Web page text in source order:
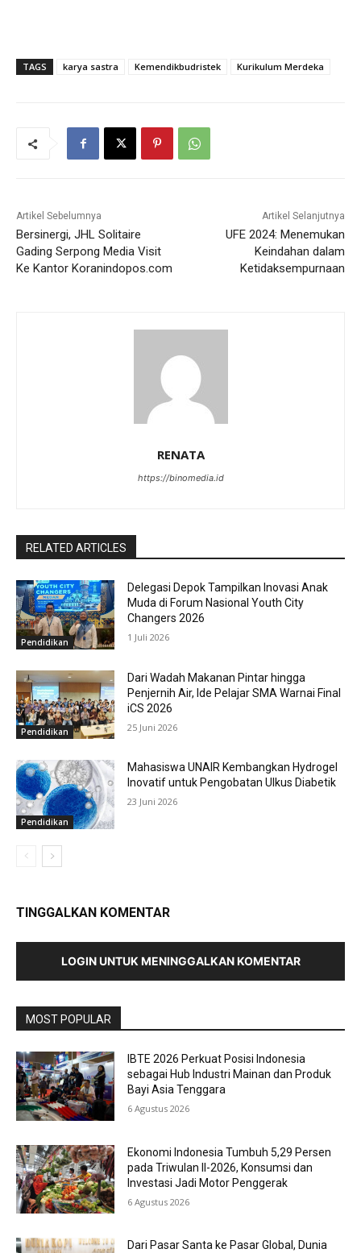
TAGS karya sastra Kemendikbudristek Kurikulum Merdeka
Artikel Sebelumnya
Bersinergi, JHL Solitaire
Gading Serpong Media Visit
Ke Kantor Koranindopos.com
Artikel Selanjutnya
UFE 2024: Menemukan
Keindahan dalam
Ketidaksempurnaan
RENATA
https://binomedia.id
RELATED ARTICLES
Pendidikan
Delegasi Depok Tampilkan Inovasi Anak
Muda di Forum Nasional Youth City
Changers 2026
1 Juli 2026
Pendidikan
Dari Wadah Makanan Pintar hingga
Penjernih Air, Ide Pelajar SMA Warnai Final
iCS 2026
25 Juni 2026
Pendidikan
Mahasiswa UNAIR Kembangkan Hydrogel
Inovatif untuk Pengobatan Ulkus Diabetik
23 Juni 2026
TINGGALKAN KOMENTAR
LOGIN UNTUK MENINGGALKAN KOMENTAR
MOST POPULAR
IBTE 2026 Perkuat Posisi Indonesia
sebagai Hub Industri Mainan dan Produk
Bayi Asia Tenggara
6 Agustus 2026
Ekonomi Indonesia Tumbuh 5,29 Persen
pada Triwulan II-2026, Konsumsi dan
Investasi Jadi Motor Penggerak
6 Agustus 2026
Dari Pasar Santa ke Pasar Global, Dunia